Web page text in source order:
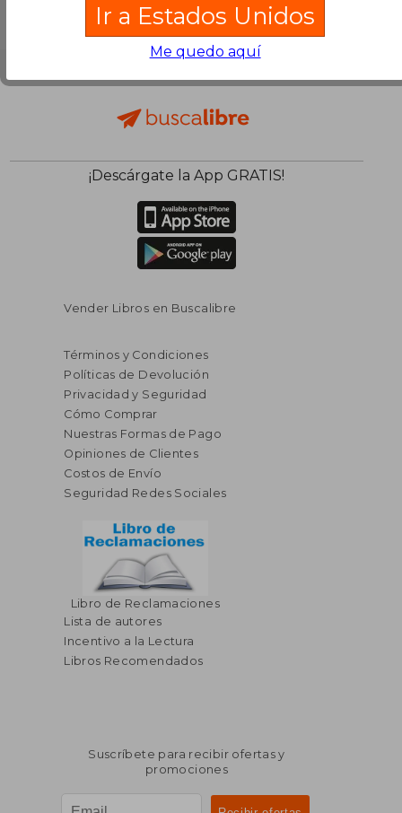
¡Descárgate la App GRATIS!
Vender Libros en Buscalibre
Términos y Condiciones
Políticas de Devolución
Privacidad y Seguridad
Cómo Comprar
Nuestras Formas de Pago
Opiniones de Clientes
Costos de Envío
Seguridad Redes Sociales
Libro de Reclamaciones
Lista de autores
Incentivo a la Lectura
Libros Recomendados
Suscríbete para recibir ofertas y
promociones
Ir a Estados Unidos
Me quedo aquí